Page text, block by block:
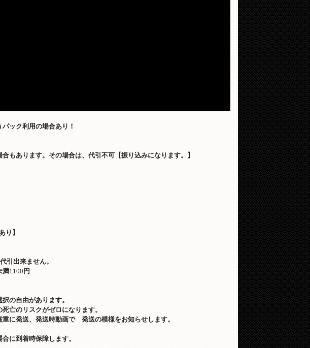
ック利用の場合あり！
もあります。その場合は、代引不可【振り込みになります。】
り】
引出来ません。
満1100 円
の自由があります。
亡のリスクがゼロになります。
に発送、発送時動画で 発送の模様をお知らせします。
に到着時保障します。